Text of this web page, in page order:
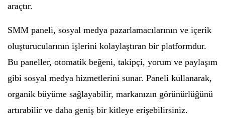
araçtır.
SMM paneli, sosyal medya pazarlamacılarının ve içerik
oluşturucularının işlerini kolaylaştıran bir platformdur.
Bu paneller, otomatik beğeni, takipçi, yorum ve paylaşım
gibi sosyal medya hizmetlerini sunar. Paneli kullanarak,
organik büyüme sağlayabilir, markanızın görünürlüğünü
artırabilir ve daha geniş bir kitleye erişebilirsiniz.